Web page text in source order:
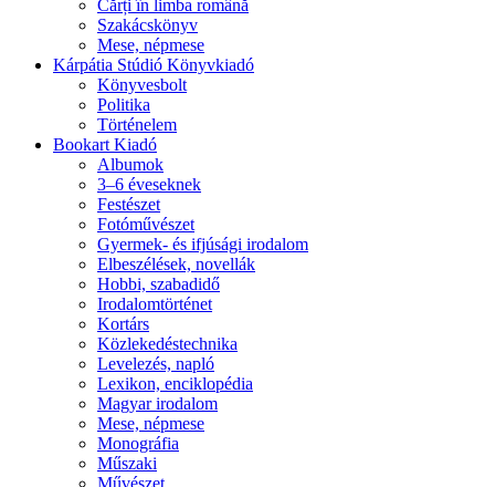
Cărți în limba română
Szakácskönyv
Mese, népmese
Kárpátia Stúdió Könyvkiadó
Könyvesbolt
Politika
Történelem
Bookart Kiadó
Albumok
3–6 éveseknek
Festészet
Fotóművészet
Gyermek- és ifjúsági irodalom
Elbeszélések, novellák
Hobbi, szabadidő
Irodalomtörténet
Kortárs
Közlekedéstechnika
Levelezés, napló
Lexikon, enciklopédia
Magyar irodalom
Mese, népmese
Monográfia
Műszaki
Művészet